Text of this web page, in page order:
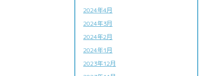
2024年4月
2024年3月
2024年2月
2024年1月
2023年12月